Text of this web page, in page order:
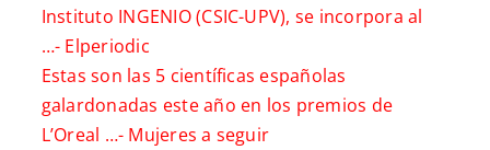
Instituto INGENIO (CSIC-UPV), se incorpora al
…- Elperiodic
Estas son las 5 científicas españolas
galardonadas este año en los premios de
L’Oreal …- Mujeres a seguir